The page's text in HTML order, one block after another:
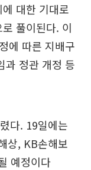
대한 기대로
풀이된다. 이
에 따른 지배구
과 정관 개정 등
다. 19일에는
상, KB손해보
예정이다